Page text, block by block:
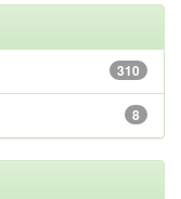
310
8